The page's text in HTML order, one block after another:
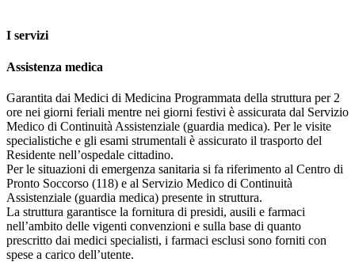
I servizi
Assistenza medica
Garantita dai Medici di Medicina Programmata della struttura per 2
ore nei giorni feriali mentre nei giorni festivi è assicurata dal Servizio
Medico di Continuità Assistenziale (guardia medica). Per le visite
specialistiche e gli esami strumentali è assicurato il trasporto del
Residente nell’ospedale cittadino.
Per le situazioni di emergenza sanitaria si fa riferimento al Centro di
Pronto Soccorso (118) e al Servizio Medico di Continuità
Assistenziale (guardia medica) presente in struttura.
La struttura garantisce la fornitura di presidi, ausili e farmaci
nell’ambito delle vigenti convenzioni e sulla base di quanto
prescritto dai medici specialisti, i farmaci esclusi sono forniti con
spese a carico dell’utente.